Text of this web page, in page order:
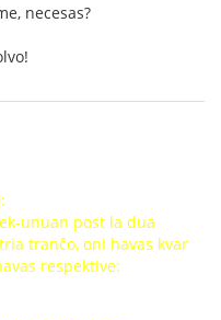
necesas?
unuan post la dua
tranĉo, oni havas kvar
respektive: